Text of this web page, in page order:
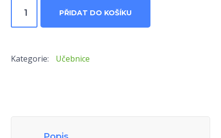
Naše
učebnice
množství
PŘIDAT DO KOŠÍKU
Kategorie: Učebnice